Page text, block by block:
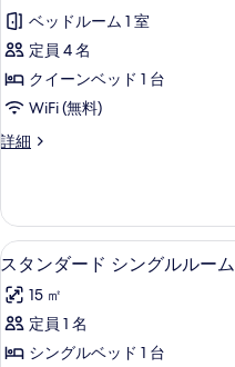
は
ツ
イ
ン
ル
の
す
べ
て
の
ル
ま
は
ツ
ン
の
詳
細
ラ
ッ
ク
ス
タ
オ
ス
イ
ー
ト
の
ベッドルーム 1 室
定員 4 名
クイーンベッド 1 台
WiFi (無料)
詳細
デ
ス
ス
タ
オ
ス
ー
ス
タ
ン
ダ
19
スタンダード シングルルーム
15 ㎡
定員 1 名
シングルベッド 1 台